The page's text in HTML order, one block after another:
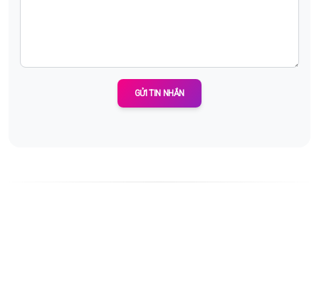
GỬI TIN NHẮN